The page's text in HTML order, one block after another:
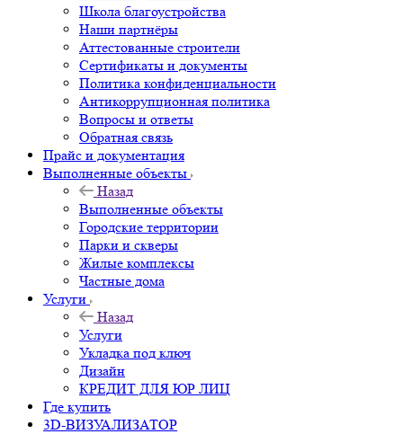
Школа благоустройства
Наши партнёры
Аттестованные строители
Сертификаты и документы
Политика конфиденциальности
Антикоррупционная политика
Вопросы и ответы
Обратная связь
Прайс и документация
Выполненные объекты
Назад
Выполненные объекты
Городские территории
Парки и скверы
Жилые комплексы
Частные дома
Услуги
Назад
Услуги
Укладка под ключ
Дизайн
КРЕДИТ ДЛЯ ЮР ЛИЦ
Где купить
3D-ВИЗУАЛИЗАТОР